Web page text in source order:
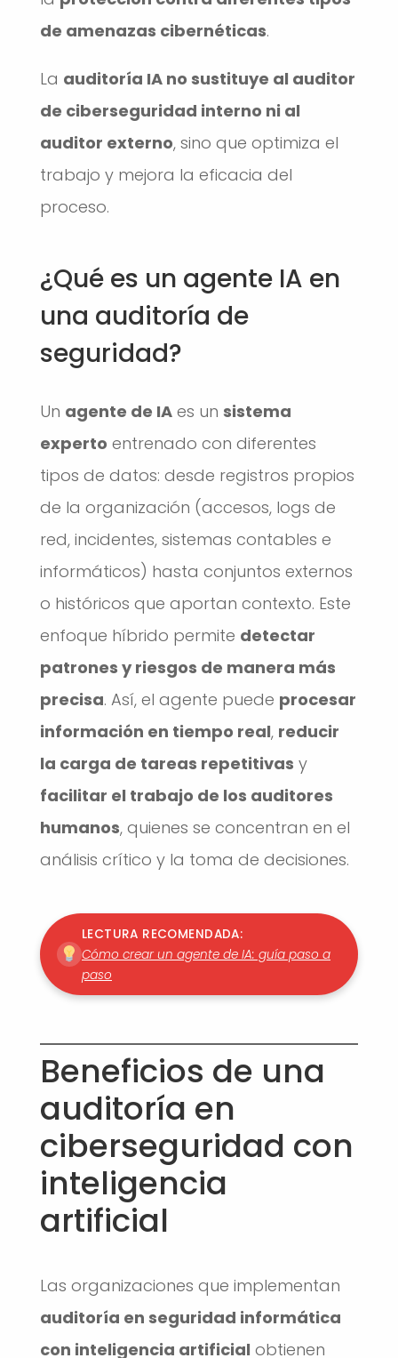
de amenazas cibernéticas.
La auditoría IA no sustituye al auditor
de ciberseguridad interno ni al
auditor externo, sino que optimiza el
trabajo y mejora la eficacia del
proceso.
¿Qué es un agente IA en
una auditoría de
seguridad?
Un agente de IAes un sistema
experto entrenado con diferentes
tipos de datos: desde registros propios
de la organización (accesos, logs de
red, incidentes, sistemas contables e
informáticos) hasta conjuntos externos
o históricos que aportan contexto. Este
enfoque híbrido permite detectar
patrones y riesgos de manera más
precisa. Así, el agente puede procesar
información en tiempo real, reducir
la carga de tareas repetitivas y
facilitar el trabajo de los auditores
humanos, quienes se concentran en el
análisis crítico y la toma de decisiones.
LECTURA RECOMENDADA:
Cómo crear un agente de IA: guía paso a
paso
Beneficios de una
auditoría en
ciberseguridad con
inteligencia
artificial
Las organizaciones que implementan
auditoría en seguridad informática
con inteligencia artificial obtienen